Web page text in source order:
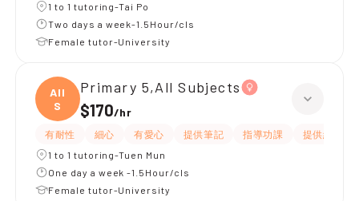
1 to 1 tutoring-Tai Po
Two days a week-1.5Hour/cls
Female tutor-University
All
S
Primary 5,All Subjects
$170/hr
有耐性 細心 有愛心 提供筆記 指導功課
提供練習題
1 to 1 tutoring-Tuen Mun
One day a week -1.5Hour/cls
Female tutor-University